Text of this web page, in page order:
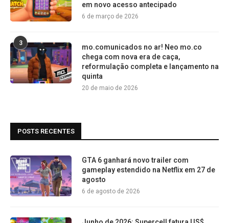
em novo acesso antecipado
6 de março de 2026
3
mo.comunicados no ar! Neo mo.co
chega com nova era de caça,
reformulação completa e lançamento na
quinta
20 de maio de 2026
POSTS RECENTES
GTA 6 ganhará novo trailer com
gameplay estendido na Netflix em 27 de
agosto
6 de agosto de 2026